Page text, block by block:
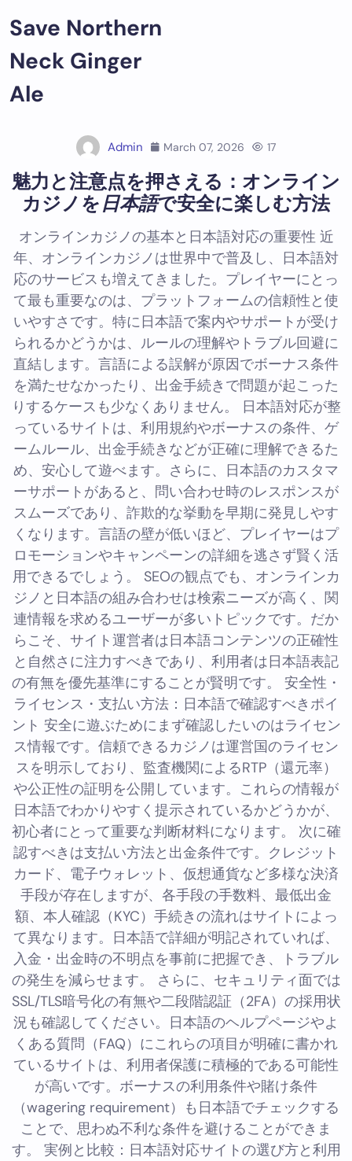
toSave Northern
Neck Ginger
Ale
Admin March 07, 2026 17
魅力と注意点を押さえる： オンライン
カジノ を日本語で安全に楽しむ方法
オンラインカジノの基本と日本語対応の重要性 近
年、オンラインカジノは世界中で普及し、日本語対
応のサービスも増えてきました。プレイヤーにとっ
て最も重要なのは、プラットフォームの信頼性と使
いやすさです。特に日本語で案内やサポートが受け
られるかどうかは、ルールの理解やトラブル回避に
直結します。言語による誤解が原因でボーナス条件
を満たせなかったり、出金手続きで問題が起こった
りするケースも少なくありません。 日本語対応が整
っているサイトは、利用規約やボーナスの条件、ゲ
ームルール、出金手続きなどが正確に理解できるた
め、安心して遊べます。さらに、日本語のカスタマ
ーサポートがあると、問い合わせ時のレスポンスが
スムーズであり、詐欺的な挙動を早期に発見しやす
くなります。言語の壁が低いほど、プレイヤーはプ
ロモーションやキャンペーンの詳細を逃さず賢く活
用できるでしょう。 SEOの観点でも、オンラインカ
ジノと日本語の組み合わせは検索ニーズが高く、関
連情報を求めるユーザーが多いトピックです。だか
らこそ、サイト運営者は日本語コンテンツの正確性
と自然さに注力すべきであり、利用者は日本語表記
の有無を優先基準にすることが賢明です。 安全性・
ライセンス・支払い方法：日本語で確認すべきポイ
ント 安全に遊ぶためにまず確認したいのはライセン
ス情報です。信頼できるカジノは運営国のライセン
スを明示しており、監査機関によるRTP（還元率）
や公正性の証明を公開しています。これらの情報が
日本語でわかりやすく提示されているかどうかが、
初心者にとって重要な判断材料になります。 次に確
認すべきは支払い方法と出金条件です。クレジット
カード、電子ウォレット、仮想通貨など多様な決済
手段が存在しますが、各手段の手数料、最低出金
額、本人確認（KYC）手続きの流れはサイトによっ
て異なります。日本語で詳細が明記されていれば、
入金・出金時の不明点を事前に把握でき、トラブル
の発生を減らせます。 さらに、セキュリティ面では
SSL/TLS暗号化の有無や二段階認証（2FA）の採用状
況も確認してください。日本語のヘルプページやよ
くある質問（FAQ）にこれらの項目が明確に書かれ
ているサイトは、利用者保護に積極的である可能性
が高いです。ボーナスの利用条件や賭け条件
（wagering requirement）も日本語でチェックする
ことで、思わぬ不利な条件を避けることができま
す。 実例と比較：日本語対応サイトの選び方と利用